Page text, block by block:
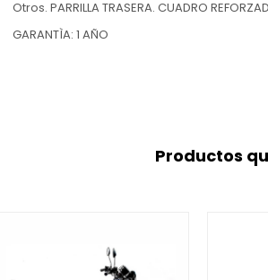
Otros. PARRILLA TRASERA. CUADRO
GARANTÌA: 1 AÑO
Productos